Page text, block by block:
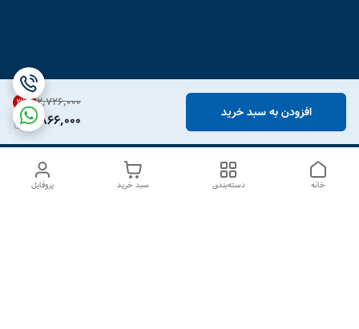
۲٬۷۲۶٬۰۰۰ 31%
1,866,000 افزودن به سبد خرید
پروفایل سبد خرید دسته‌بندی خانه